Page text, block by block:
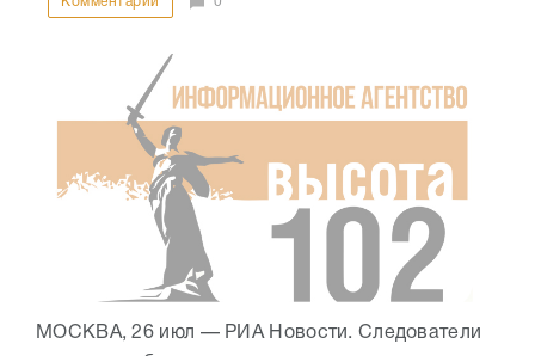
МОСКВА, 26 июл — РИА Новости. Следователи